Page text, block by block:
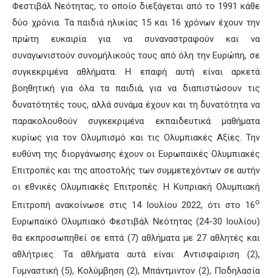
Φεστιβάλ Νεότητας, το οποίο διεξάγεται από το 1991 κάθε
δύο χρόνια. Τα παιδιά ηλικίας 15 και 16 χρόνων έχουν την
πρώτη ευκαιρία για να συναναστραφούν και να
συναγωνιστούν συνομήλικούς τους από όλη την Ευρώπη, σε
συγκεκριμένα αθλήματα. Η επαφή αυτή είναι αρκετά
βοηθητική για όλα τα παιδιά, για να διαπιστώσουν τις
δυνατότητές τους, αλλά συνάμα έχουν και τη δυνατότητα να
παρακολουθούν συγκεκριμένα εκπαιδευτικά μαθήματα
κυρίως για τον Ολυμπισμό και τις Ολυμπιακές Αξίες. Την
ευθύνη της διοργάνωσης έχουν οι Ευρωπαϊκές Ολυμπιακές
Επιτροπές και της αποστολής των συμμετεχόντων σε αυτήν
οι εθνικές Ολυμπιακές Επιτροπές. Η Κυπριακή Ολυμπιακή
Επιτροπή ανακοίνωσε στις 14 Ιουλίου 2022, ότι στο 16ο
Ευρωπαϊκό Ολυμπιακό Φεστιβάλ Νεότητας (24-30 Ιουλίου)
θα εκπροσωπηθεί σε επτά (7) αθλήματα με 27 αθλητές και
αθλήτριες. Τα αθλήματα αυτά είναι: Αντισφαίριση (2),
Γυμναστική (5), Κολύμβηση (2), Μπάντμιντον (2), Ποδηλασία